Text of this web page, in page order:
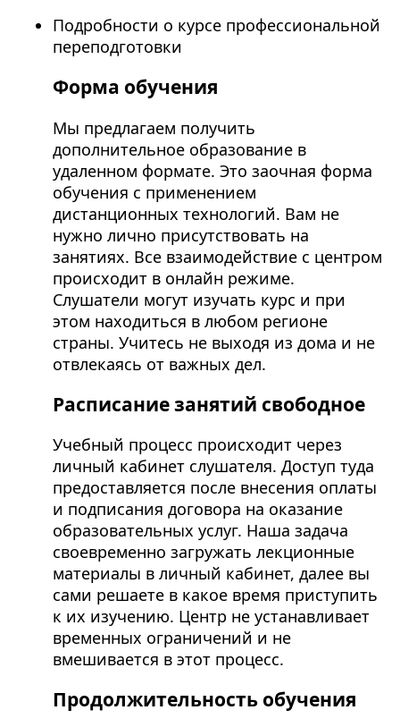
Подробности о курсе профессиональной
переподготовки
Форма обучения
Мы предлагаем получить
дополнительное образование в
удаленном формате. Это заочная форма
обучения с применением
дистанционных технологий. Вам не
нужно лично присутствовать на
занятиях. Все взаимодействие с центром
происходит в онлайн режиме.
Слушатели могут изучать курс и при
этом находиться в любом регионе
страны. Учитесь не выходя из дома и не
отвлекаясь от важных дел.
Расписание занятий свободное
Учебный процесс происходит через
личный кабинет слушателя. Доступ туда
предоставляется после внесения оплаты
и подписания договора на оказание
образовательных услуг. Наша задача
своевременно загружать лекционные
материалы в личный кабинет, далее вы
сами решаете в какое время приступить
к их изучению. Центр не устанавливает
временных ограничений и не
вмешивается в этот процесс.
Продолжительность обучения